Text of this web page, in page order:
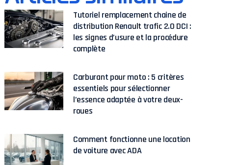
Tutoriel remplacement chaine de
distribution Renault trafic 2.0 DCI :
les signes d’usure et la procédure
complète
Carburant pour moto : 5 critères
essentiels pour sélectionner
l’essence adaptée à votre deux-
roues
Comment fonctionne une location
de voiture avec ADA